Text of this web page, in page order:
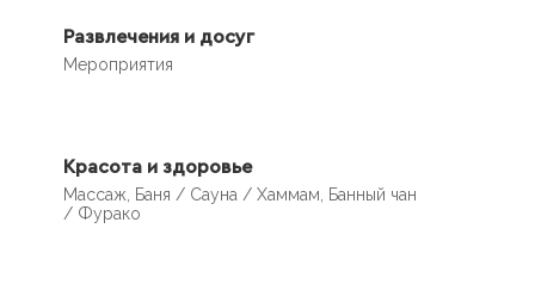
Развлечения и досуг
Мероприятия
Красота и здоровье
Массаж, Баня / Сауна / Хаммам, Банный чан
/ Фурако